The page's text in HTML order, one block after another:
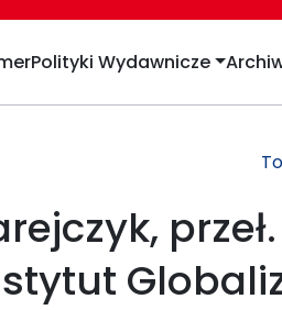
Polityki Wydawnicze